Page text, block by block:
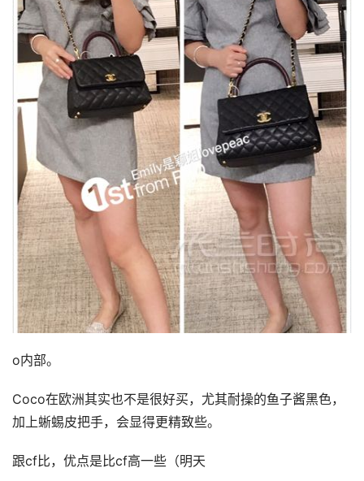
o内部。
Coco在欧洲其实也不是很好买，尤其耐操的鱼子酱黑色，
加上蜥蜴皮把手，会显得更精致些。
跟cf比，优点是比cf高一些（明天